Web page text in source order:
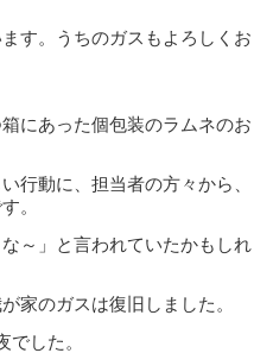
す。うちのガスもよろしくお
にあった個包装のラムネのお
行動に、担当者の方々から、
。
～」と言われていたかもしれ
家のガスは復旧しました。
した。